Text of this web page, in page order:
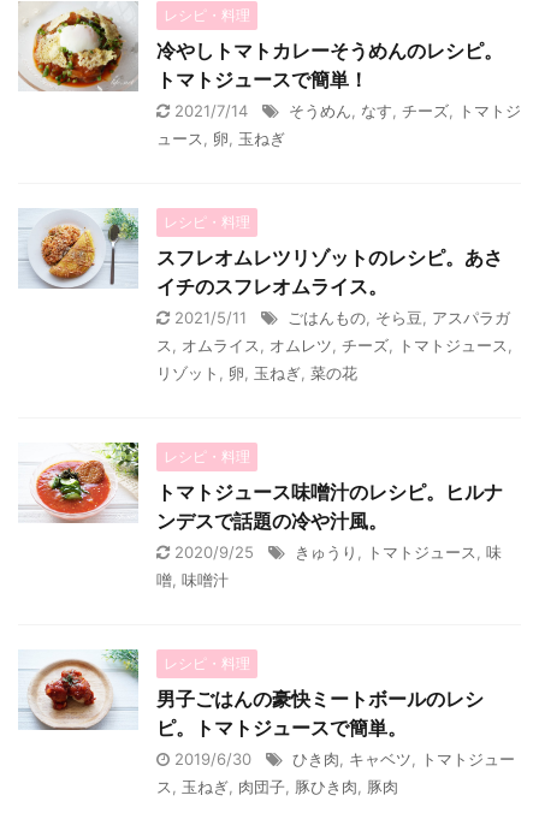
レシピ・料理
冷やしトマトカレーそうめんのレシピ。
トマトジュースで簡単！
2021/7/14 そうめん なす チーズ
トマトジ
ュース
卵 玉ねぎ
レシピ・料理
スフレオムレツリゾットのレシピ。あさ
イチのスフレオムライス。
2021/5/11 ごはんもの そら豆
アスパラガ
ス
オムライス オムレツ チーズ トマトジュース
リゾット
卵 玉ねぎ 菜の花
レシピ・料理
トマトジュース味噌汁のレシピ。ヒルナ
ンデスで話題の冷や汁風。
2020/9/25 きゅうり トマトジュース
味
噌 味噌汁
レシピ・料理
男子ごはんの豪快ミートボールのレシ
ピ。トマトジュースで簡単。
2019/6/30 ひき肉 キャベツ
トマトジュー
ス
玉ねぎ 肉団子 豚ひき肉 豚肉